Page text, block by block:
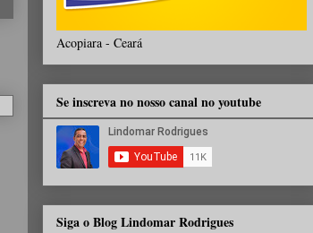
Acopiara - Ceará
Se inscreva no nosso canal no youtube
Siga o Blog Lindomar Rodrigues